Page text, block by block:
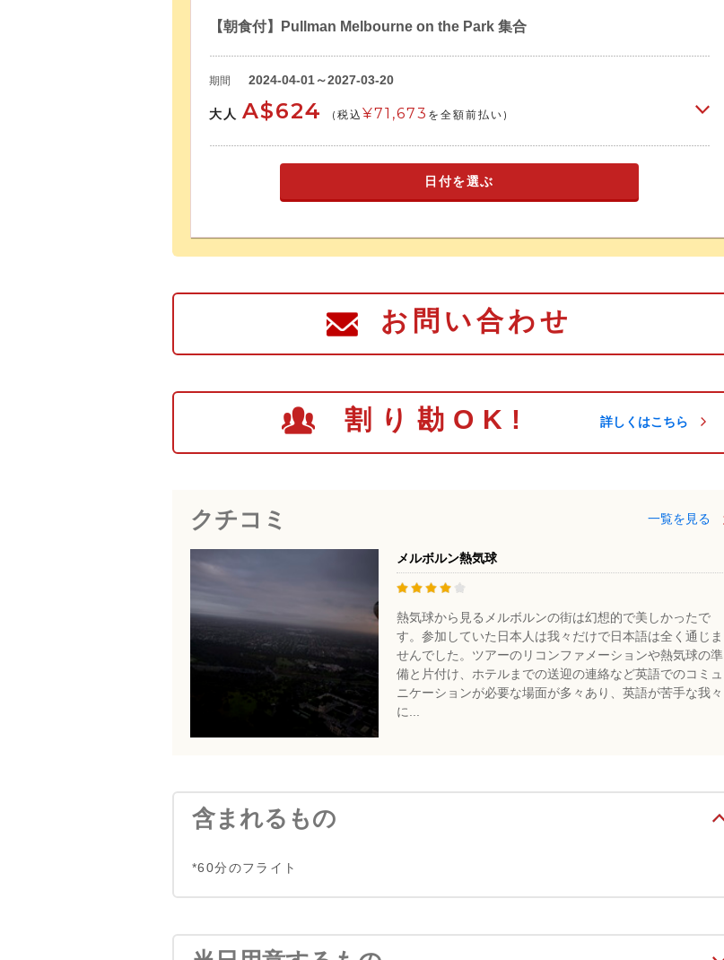
【朝食付】Pullman Melbourne on the Park 集合
期間 2024-04-01～2027-03-20
大人 A$624 (税込 ¥71,673 を全額前払い)
日付を選ぶ
お問い合わせ
割り勘OK! 詳しくはこちら
クチコミ 一覧を見る
メルボルン熱気球
熱気球から見るメルボルンの街は幻想的で美しかったで
す。参加していた日本人は我々だけで日本語は全く通じま
せんでした。ツアーのリコンファメーションや熱気球の準
備と片付け、ホテルまでの送迎の連絡など英語でのコミュ
ニケーションが必要な場面が多々あり、英語が苦手な我々
に...
含まれるもの
*60分のフライト